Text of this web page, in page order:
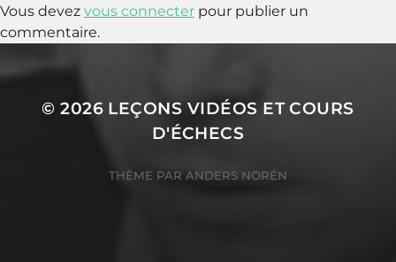
Vous devez vous connecter pour publier un
commentaire.
© 2026 LEÇONS VIDÉOS ET COURS
D'ÉCHECS
THÈME PAR ANDERS NORÉN